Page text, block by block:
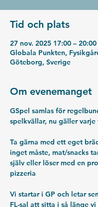
Tid och plats
27 nov. 2025 17:00 – 20:00
Globala Punkten,
Göteborg, Sverige
Om evenemanget
GSpel samlas för
spelkvällar, nu gäller varje
Ta gärna med ett eget
inget måste, mat/snacks
själv eller löser med en
pizzeria
Vi startar i GP och letar
FL-sal att sitta i så länge